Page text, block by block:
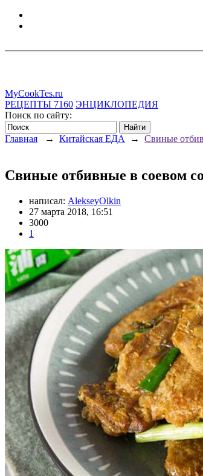
MyCookTes.ru
РЕЦЕПТЫ 7160 ЭНЦИКЛОПЕДИЯ
Поиск по сайту:
Главная → Китайская ЕДА → Свиные
Свиные отбивные в соевом
написал: AlekseyOlkin
27 марта 2018, 16:51
3000
1